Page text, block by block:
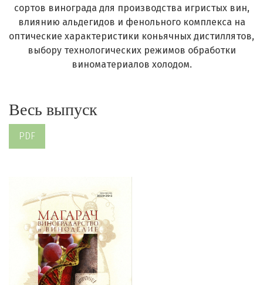
сортов винограда для производства игристых вин,
влиянию альдегидов и фенольного комплекса на
оптические характеристики коньячных дистиллятов,
выбору технологических режимов обработки
виноматериалов холодом.
Весь выпуск
PDF